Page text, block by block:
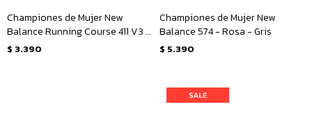
Championes de Mujer New
Balance Running Course 411 V3 -
Negro - Plateado
$ 3.390
Championes de Mujer New
Balance 574 - Rosa - Gris
$ 5.390